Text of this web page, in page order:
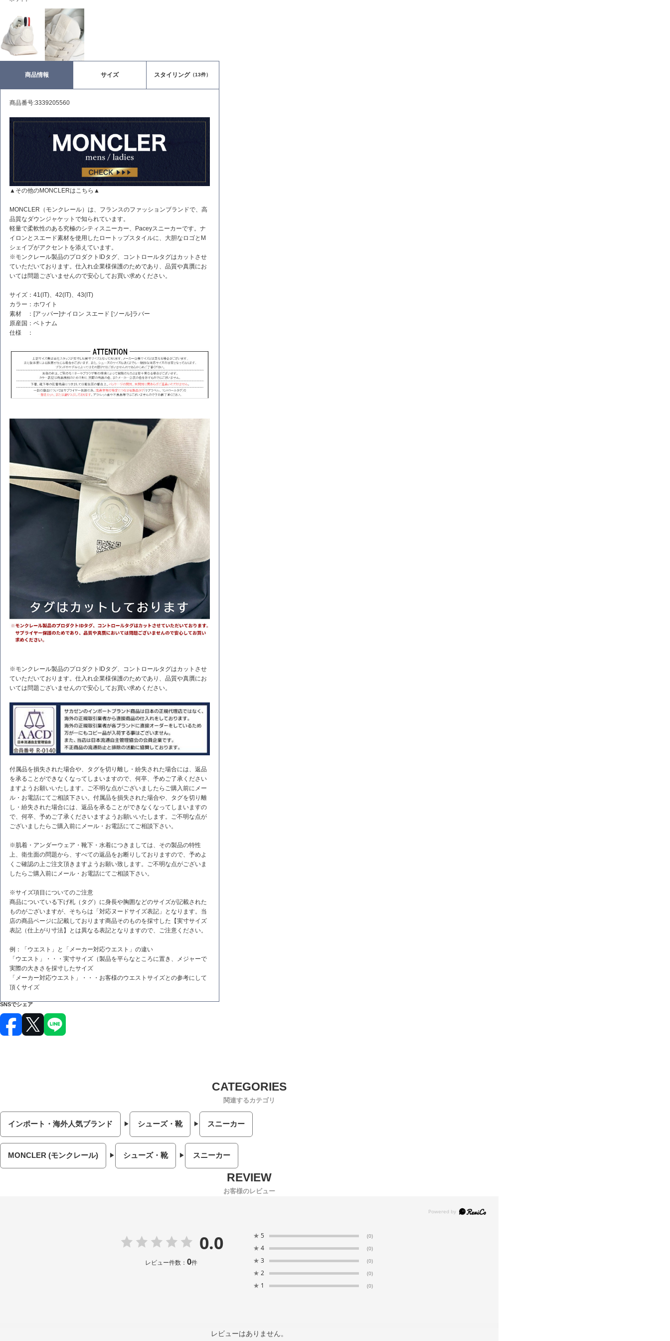
商品情報 サイズ スタイリング（13件）
商品番号:3339205560
▲その他のMONCLERはこちら▲
MONCLER（モンクレール）は、フランスのファッションブランドで、高
品質なダウンジャケットで知られています。
軽量で柔軟性のある究極のシティスニーカー、Paceyスニーカーです。ナ
イロンとスエード素材を使用したロートップスタイルに、大胆なロゴとM
シェイプがアクセントを添えています。
※モンクレール製品のプロダクトIDタグ、コントロールタグはカットさせ
ていただいております。仕入れ企業様保護のためであり、品質や真贋にお
いては問題ございませんので安心してお買い求めください。
サイズ：41(IT)、42(IT)、43(IT)
カラー：ホワイト
素材 ：[アッパー]ナイロン スエード [ソール]ラバー
原産国：ベトナム
仕様 ：
※モンクレール製品のプロダクトIDタグ、コントロールタグはカットさせ
ていただいております。仕入れ企業様保護のためであり、品質や真贋にお
いては問題ございませんので安心してお買い求めください。
付属品を損失された場合や、タグを切り離し・紛失された場合には、返品
を承ることができなくなってしまいますので、何卒、予めご了承ください
ますようお願いいたします。ご不明な点がございましたらご購入前にメー
ル・お電話にてご相談下さい。付属品を損失された場合や、タグを切り離
し・紛失された場合には、返品を承ることができなくなってしまいますの
で、何卒、予めご了承くださいますようお願いいたします。ご不明な点が
ございましたらご購入前にメール・お電話にてご相談下さい。
※肌着・アンダーウェア・靴下・水着につきましては、その製品の特性
上、衛生面の問題から、すべての返品をお断りしておりますので、予めよ
くご確認の上ご注文頂きますようお願い致します。ご不明な点がございま
したらご購入前にメール・お電話にてご相談下さい。
※サイズ項目についてのご注意
商品についている下げ札（タグ）に身長や胸囲などのサイズが記載された
ものがございますが、そちらは「対応ヌードサイズ表記」となります。当
店の商品ページに記載しております商品そのものを採寸した【実寸サイズ
表記（仕上がり寸法】とは異なる表記となりますので、ご注意ください。
例：「ウエスト」と「メーカー対応ウエスト」の違い
「ウエスト」・・・実寸サイズ（製品を平らなところに置き、メジャーで
実際の大きさを採寸したサイズ
「メーカー対応ウエスト」・・・お客様のウエストサイズとの参考にして
頂くサイズ
SNSでシェア
関連するカテゴリ
インポート・海外人気ブランド シューズ・靴 スニーカー
MONCLER (モンクレール) シューズ・靴 スニーカー
お客様のレビュー
0.0
レビュー件数： 0件
★ 5 (0)
★ 4 (0)
★ 3 (0)
★ 2 (0)
★ 1 (0)
レビューはありません。